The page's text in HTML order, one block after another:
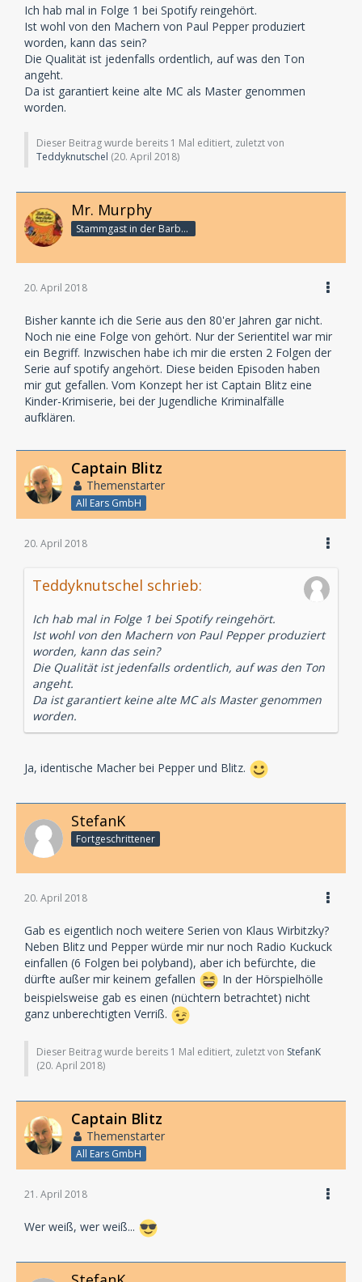
Ich hab mal in Folge 1 bei Spotify reingehört.
Ist wohl von den Machern von Paul Pepper produziert
worden, kann das sein?
Die Qualität ist jedenfalls ordentlich, auf was den Ton
angeht.
Da ist garantiert keine alte MC als Master genommen
worden.
Dieser Beitrag wurde bereits 1 Mal editiert, zuletzt von
Teddyknutschel (20. April 2018)
Mr. Murphy
Stammgast in der Barbarabar
20. April 2018
Bisher kannte ich die Serie aus den 80'er Jahren gar nicht.
Noch nie eine Folge von gehört. Nur der Serientitel war mir
ein Begriff. Inzwischen habe ich mir die ersten 2 Folgen der
Serie auf spotify angehört. Diese beiden Episoden haben
mir gut gefallen. Vom Konzept her ist Captain Blitz eine
Kinder-Krimiserie, bei der Jugendliche Kriminalfälle
aufklären.
Captain Blitz
Themenstarter
All Ears GmbH
20. April 2018
Teddyknutschel schrieb:
Ich hab mal in Folge 1 bei Spotify reingehört.
Ist wohl von den Machern von Paul Pepper produziert
worden, kann das sein?
Die Qualität ist jedenfalls ordentlich, auf was den Ton
angeht.
Da ist garantiert keine alte MC als Master genommen
worden.
Ja, identische Macher bei Pepper und Blitz.
StefanK
Fortgeschrittener
20. April 2018
Gab es eigentlich noch weitere Serien von Klaus Wirbitzky?
Neben Blitz und Pepper würde mir nur noch Radio Kuckuck
einfallen (6 Folgen bei polyband), aber ich befürchte, die
dürfte außer mir keinem gefallen
In der Hörspielhölle
beispielsweise gab es einen (nüchtern betrachtet) nicht
ganz unberechtigten Verriß.
Dieser Beitrag wurde bereits 1 Mal editiert, zuletzt von StefanK
(20. April 2018)
Captain Blitz
Themenstarter
All Ears GmbH
21. April 2018
Wer weiß, wer weiß...